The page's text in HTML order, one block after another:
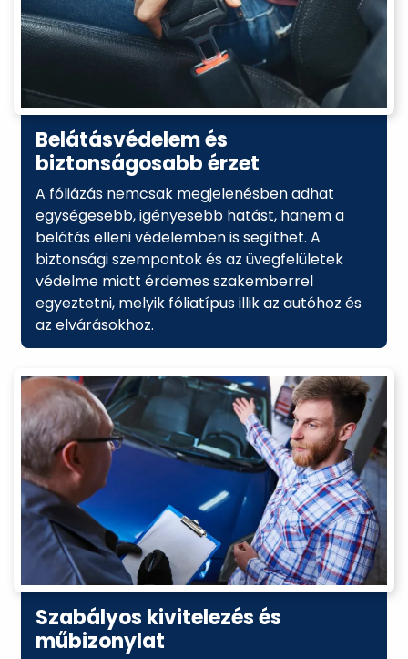
Belátásvédelem és
biztonságosabb érzet
A fóliázás nemcsak megjelenésben adhat
egységesebb, igényesebb hatást, hanem a
belátás elleni védelemben is segíthet. A
biztonsági szempontok és az üvegfelületek
védelme miatt érdemes szakemberrel
egyeztetni, melyik fóliatípus illik az autóhoz és
az elvárásokhoz.
Szabályos kivitelezés és
műbizonylat